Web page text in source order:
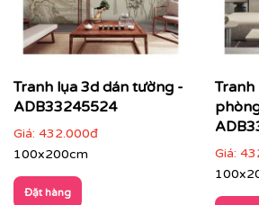
Tranh lụa 3d dán tường -
ADB33245524
Giá: 432.000đ
100x200cm
Đặt hàng
Tranh
Giá: